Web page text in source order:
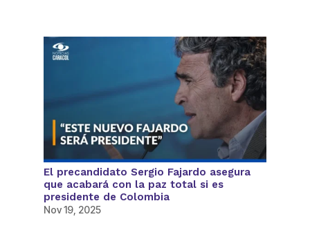
El precandidato Sergio Fajardo asegura
que acabará con la paz total si es
presidente de Colombia
Nov 19, 2025